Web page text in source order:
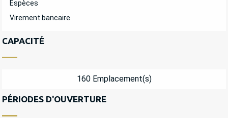
Espèces
Virement bancaire
CAPACITÉ
160 Emplacement(s)
PÉRIODES D'OUVERTURE